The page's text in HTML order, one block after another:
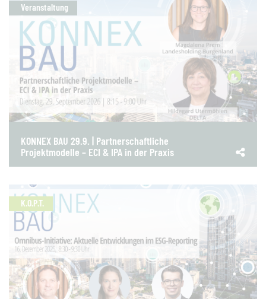
Veranstaltung
KONNEX BAU 29.9. | Partnerschaftliche
Projektmodelle – ECI & IPA in der Praxis
K.O.P.T.